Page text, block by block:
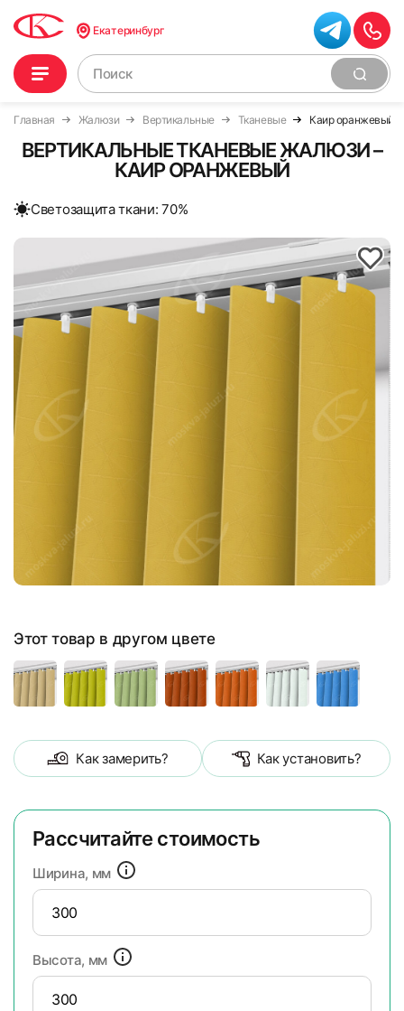
Екатеринбург
Главная Жалюзи Вертикальные Тканевые Каир оранжевый
ВЕРТИКАЛЬНЫЕ ТКАНЕВЫЕ ЖАЛЮЗИ –
КАИР ОРАНЖЕВЫЙ
Cветозащита ткани: 70%
Этот товар в другом цвете
Как замерить? Как установить?
Рассчитайте стоимость
Ширина, мм
Высота, мм